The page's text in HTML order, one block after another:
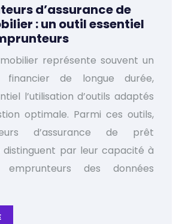
d’assurance de
: un outil essentiel
représente souvent un
financier de longue durée,
l’utilisation d’outils adaptés
optimale. Parmi ces outils,
d’assurance de prêt
distinguent par leur capacité à
des données